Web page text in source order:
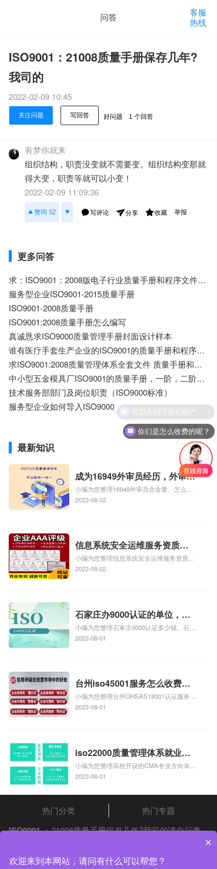
问答
客服
热线
ISO9001：21008质量手册保存几年?
我司的
2022-02-09 10:45
关注问题 写回答 好问题 1 个回答
有梦你就来
组织结构，职责没变就不需要变。组织结构变那就
得大变，职责等就可以小变！
2022-02-09 11:09:36
赞同 52 写评论 分享 收藏 举报
更多问答
求：ISO9001：2008版电子行业质量手册和程序文件资料一套
服务型企业ISO9001-2015质量手册
ISO9001-2008质量手册
ISO9001:2008质量手册怎么编写
真诚恳求ISO9000质量管理手册封面设计样本
谁有医疗手套生产企业的ISO9001的质量手册和程序文件等体系文件给我发一份，谢谢了！1
求ISO9001:2008质量管理体系全套文件 质量手册和程序文件 五金行业的 请大虾救命哦。1808058848@QQ.com
中小型五金模具厂ISO9001的质量手册，一阶，二阶，三阶，四阶文件？
技术服务部部门及岗位职责（ISO9000标准）
服务型企业如何导入ISO9000
最新知识
成为16949外审员经历，外审员
16949
小编为您整理16949外审员含金量、怎么才
能成为注册的TS16949:2009的外审员、我
2023-08-02
信息系统安全运维服务资质二
级费用，信息系统安全运维服
务资质二级
小编为您整理信息系统安全运维服务资质认
证证书机构有哪些、安全运维服务资质的费
体系认证知识，详情可查看下方正文！
2023-08-02
石家庄办9000认证的单位，石
家庄9000认证的公司
小编为您整理石家庄9000认证多少钱、石家
庄9000认证价格多少钱、石家庄9000认证
2023-08-01
台州iso45001服务怎么收费，
台州iso45001认证服务怎么收
费
小编为您整理台州OHSAS18001认证服务中
心哪家收费便宜、台州ISO9000认证，哪个
标准是什么相关iso体系认证知识，详情可
查看下方正文！
2023-08-01
iso22000质量管理体系就业方
向，质量管理与认证就业方向
小编为您整理高校开设的CMA专业方向未来
就业前景及就业方向如何、cma就业方向有
和cma未来就业方向、大学生考完cma，就
哪些就业方向相关iso体系认证知识，详情
可查看下方正文！
2023-08-01
热门分类
热门专题
ISO9001 ：21008质量手册保存几年?我司的请自行查
中证集团体系认证 版权所有 Copyright © 2022
你们是怎么收费的呢？
×
欢迎来到本网站，请问有什么可以帮您？